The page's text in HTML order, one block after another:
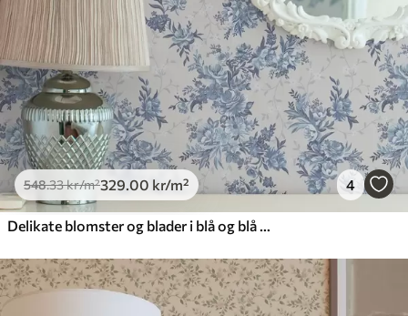
548.33kr/m²329.00 kr/m² 4
Delikate blomster og blader i blå og blå farger på en lys bakgrunn